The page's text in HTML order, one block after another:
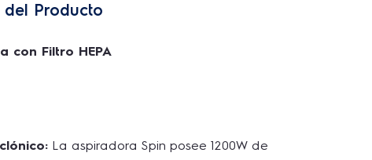
del Producto
con Filtro HEPA
La aspiradora Spin posee 1200W de